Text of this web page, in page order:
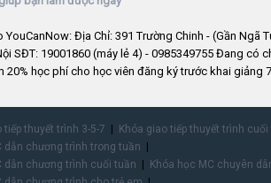
Địa Chỉ: 391 Trường Chinh - (Gần Ngã
SĐT: 19001860 (máy lẻ 4) - 0985349755 Đang có
20% học phí cho học viên đăng ký trước khai giảng
tiếp thuyết trình 3-5-7
Khóa giao tiếp thuyết trình
dẫn chương trình trong tuần
dẫn chương trình cuối tuần
Khóa học MC chuyên